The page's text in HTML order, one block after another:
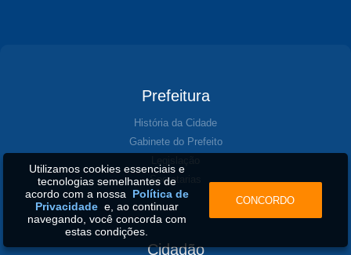
Prefeitura
História da Cidade
Gabinete do Prefeito
Secretarias
Cidadão
Utilizamos cookies essenciais e
tecnologias semelhantes de
acordo com a nossa Política de
Privacidadee, ao continuar
navegando, você concorda com
estas condições.
CONCORDO